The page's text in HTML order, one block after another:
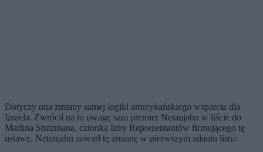
Dotyczy ona zmiany samej logiki amerykańskiego wsparcia dla
Izraela. Zwrócił na to uwagę sam premier Netanjahu w liście do
Marlina Stutzmana, członka Izby Reprezentantów firmującego tę
ustawę. Netanjahu zawarł tę zmianę w pierwszym zdaniu listu: